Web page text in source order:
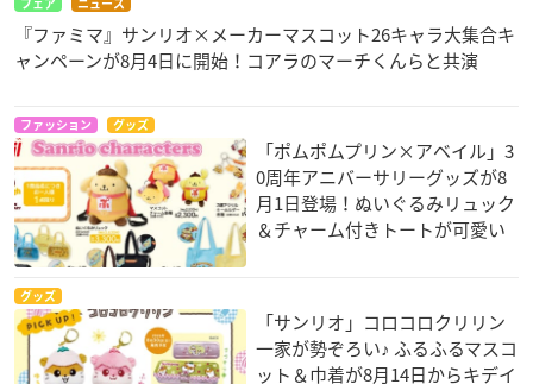
フェア ニュース
『ファミマ』サンリオ×メーカーマスコット26キャラ大集合キ
ャンペーンが8月4日に開始！コアラのマーチくんらと共演
ファッション グッズ
「ポムポムプリン×アベイル」3
0周年アニバーサリーグッズが8
月1日登場！ぬいぐるみリュック
＆チャーム付きトートが可愛い
グッズ
「サンリオ」コロコロクリリン
一家が勢ぞろい♪ ふるふるマスコ
ット＆巾着が8月14日からキデイ